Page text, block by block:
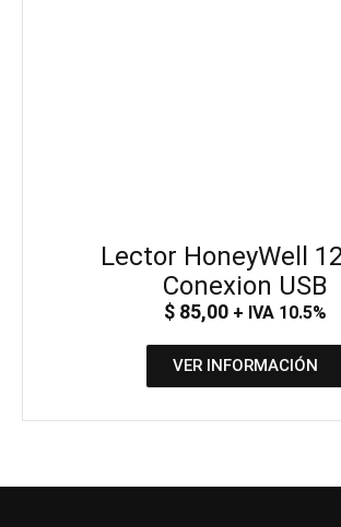
Lector HoneyWell
Conexion USB
$85,00+ IVA 10.5%
VER INFORMACIÓN